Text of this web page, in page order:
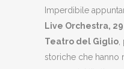
Imperdibile
Live Orchestra,
Teatro del Giglio
storiche che hanno